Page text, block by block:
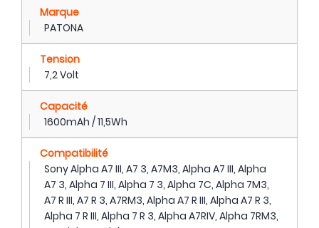
Marque
PATONA
Tension
7,2 Volt
Capacité
1600mAh / 11,5Wh
Compatibilité
Sony Alpha A7 III, A7 3, A7M3, Alpha A7 III, Alpha
A7 3, Alpha 7 III, Alpha 7 3, Alpha 7C, Alpha 7M3,
A7 R III, A7 R 3, A7RM3, Alpha A7 R III, Alpha A7 R 3,
Alpha 7 R III, Alpha 7 R 3, Alpha A7RIV, Alpha 7RM3,